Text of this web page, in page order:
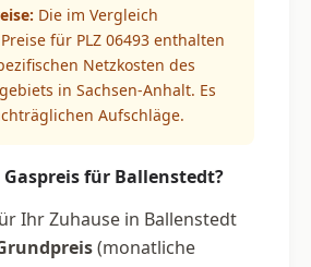
Die im Vergleich
für PLZ 06493 enthalten
Netzkosten des
in Sachsen-Anhalt. Es
Aufschläge.
für Ballenstedt?
Ihr Zuhause in Ballenstedt
(monatliche